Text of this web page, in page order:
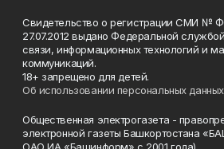
Свидетельство о регистрации СМИ №
27.07.2012 выдано Федеральной
связи, информационных технологий и
коммуникаций.
18+ запрещено для детей.
Об использовании персональных данных
Общественная электрогазета -
электронной газеты Башкортостана